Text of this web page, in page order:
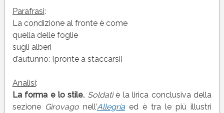
Parafrasi:
La condizione al fronte è come
quella delle foglie
sugli alberi
d’autunno: [pronte a staccarsi]
Analisi:
La forma e lo stile. Soldati è la lirica conclusiva della
sezione Girovagonell’Allegriaed è tra le più illustri